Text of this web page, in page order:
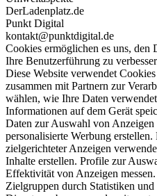
DerLadenplatz.de
Punkt Digital
kontakt@punktdigital.de
Cookies ermöglichen es uns, den
Ihre Benutzerführung zu
Diese Website verwendet
zusammen mit Partnern zur
wählen, wie Ihre Daten
Informationen auf dem Gerät
Daten zur Auswahl von
personalisierte Werbung
zielgerichteter Anzeigen
Inhalte erstellen. Profile zur
Effektivität von Anzeigen
Zielgruppen durch Statistiken